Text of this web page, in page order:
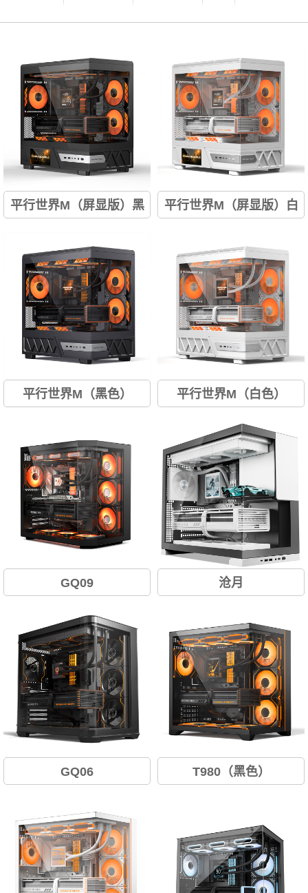
平行世界M（屏显版）黑
平行世界M（屏显版）白
平行世界M（黑色） 平行世界M（白色）
GQ09 沧月
GQ06 T980（黑色）